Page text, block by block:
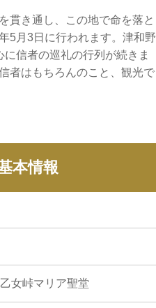
貫き通し、この地で命を落と
5月3日に行われます。津和野
信者の巡礼の行列が続きま
者はもちろんのこと、観光で
本情報
女峠マリア聖堂